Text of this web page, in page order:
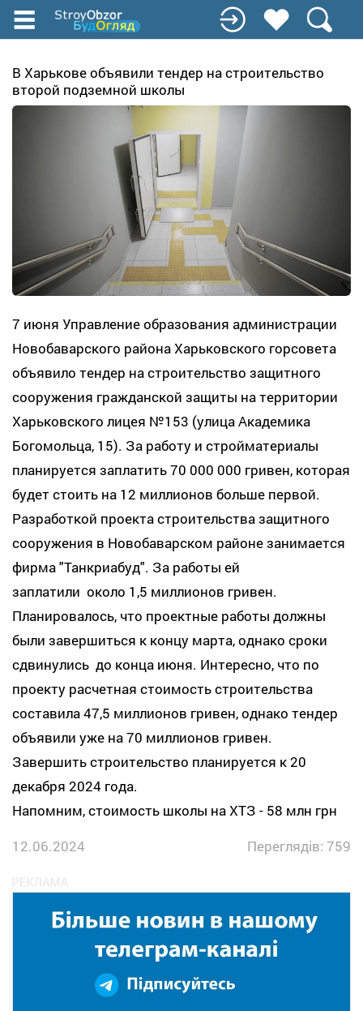
Перейти
содержанию
В Харькове объявили тендер на строительство
второй подземной школы
7 июня Управление образования администрации
Новобаварского района Харьковского горсовета
объявило тендер на строительство защитного
сооружения гражданской защиты на территории
Харьковского лицея №153 (улица Академика
Богомольца, 15). За работу и стройматериалы
планируется заплатить 70 000 000 гривен, которая
будет стоить на 12 миллионов больше первой.
Разработкой проекта строительства защитного
сооружения в Новобаварском районе занимается
фирма "Танкриабуд". За работы ей
заплатили около 1,5 миллионов гривен.
Планировалось, что проектные работы должны
были завершиться к концу марта, однако сроки
сдвинулись до конца июня. Интересно, что по
проекту расчетная стоимость строительства
составила 47,5 миллионов гривен, однако тендер
объявили уже на 70 миллионов гривен.
Завершить строительство планируется к 20
декабря 2024 года.
Напомним, стоимость школы на ХТЗ - 58 млн грн
12.06.2024
Переглядів: 759